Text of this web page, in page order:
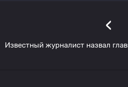
‹
Известный журналист назвал